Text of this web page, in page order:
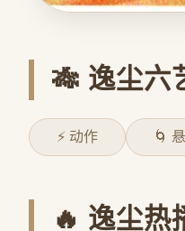
🎋 逸尘六
⚡ 动作 🌀
🔥 逸尘热